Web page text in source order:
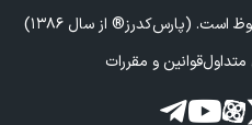
(پارس‌کدرز® از سال 1386)
قوانین و مقررات